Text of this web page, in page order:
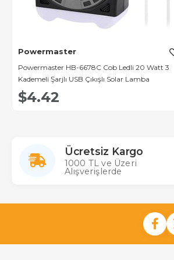
Powermaster
Powermaster HB-6678C Cob Ledli 20 Watt 3
Kademeli Şarjlı USB Çıkışlı Solar Lamba
$4.42
Ücretsiz Kargo
1000 TL ve Üzeri
Alışverişlerde